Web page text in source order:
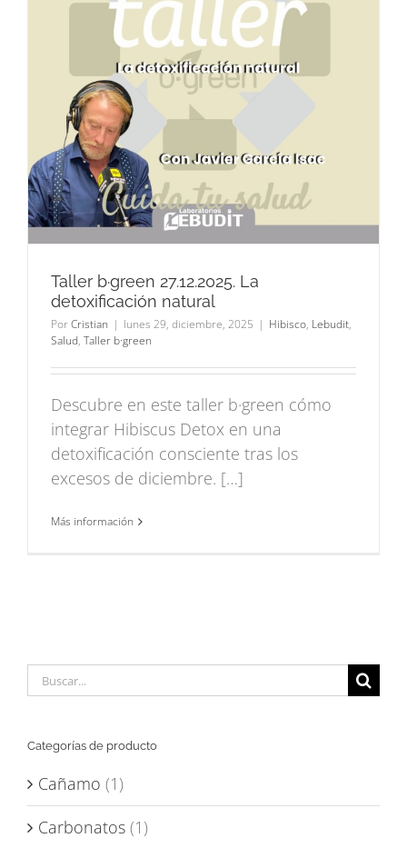
Taller b·green 27.12.2025. La
detoxificación natural
PorCristian | lunes 29, diciembre, 2025 | Hibisco, Lebudit,
Salud, Taller b·green
Descubre en este taller b·green cómo
integrar Hibiscus Detox en una
detoxificación consciente tras los
excesos de diciembre. […]
Más información
Buscar:
Categorías de producto
Cañamo (1)
Carbonatos (1)